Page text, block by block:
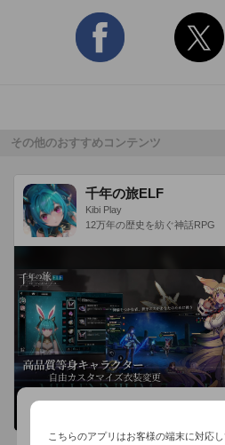
その他のおすすめコンテンツ
千年の旅ELF
Kibi Play
12万年の歴史を紡ぐ神話RPG
こちらのアプリはお客様の端末に対応